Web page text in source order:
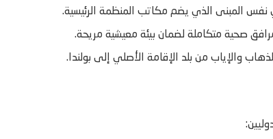
المبنى الذي يضم مكاتب المنظمة الرئيسية.
والإياب من بلد الإقامة الأصلي إلى بولندا.